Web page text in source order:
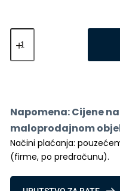
Xiaomi
Portable
Air
Napomena: Cijene
maloprodajnom
Načini plaćanja:
(firme, po predračunu).